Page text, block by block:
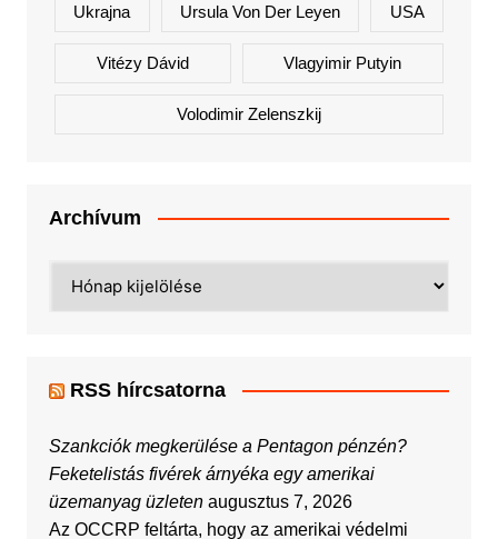
Ukrajna Ursula Von Der Leyen USA
Vitézy Dávid Vlagyimir Putyin
Volodimir Zelenszkij
Archívum
RSS hírcsatorna
Szankciók megkerülése a Pentagon pénzén?
Feketelistás fivérek árnyéka egy amerikai
üzemanyag üzleten augusztus 7, 2026
Az OCCRP feltárta, hogy az amerikai védelmi